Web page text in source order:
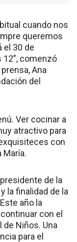
cuando nos
queremos
el 30 de
comenzó
Ana
del
Ver cocinar a
atractivo para
con
María.
de la
la finalidad de la
año la
con el
Niños. Una
para el